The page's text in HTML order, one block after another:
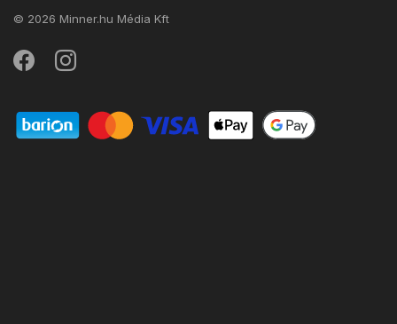
© 2026 Minner.hu Média Kft